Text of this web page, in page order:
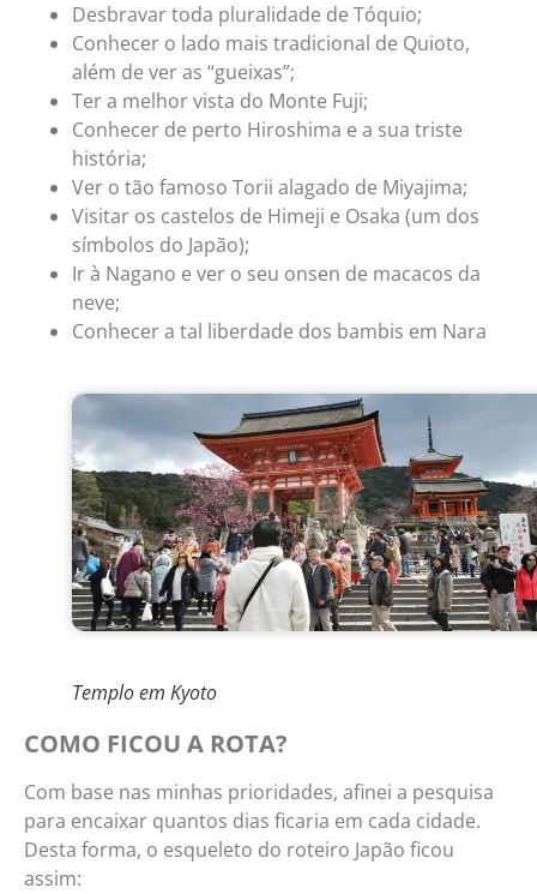
Desbravar toda pluralidade de Tóquio;
Conhecer o lado mais tradicional de Quioto,
além de ver as “gueixas”;
Ter a melhor vista do Monte Fuji;
Conhecer de perto Hiroshima e a sua triste
história;
Ver o tão famoso Torii alagado de Miyajima;
Visitar os castelos de Himeji e Osaka (um dos
símbolos do Japão);
Ir à Nagano e ver o seu onsen de macacos da
neve;
Conhecer a tal liberdade dos bambis em Nara
Templo em Kyoto
COMO FICOU A ROTA?
Com base nas minhas prioridades, afinei a pesquisa
para encaixar quantos dias ficaria em cada cidade.
Desta forma, o esqueleto do roteiro Japão ficou
assim: